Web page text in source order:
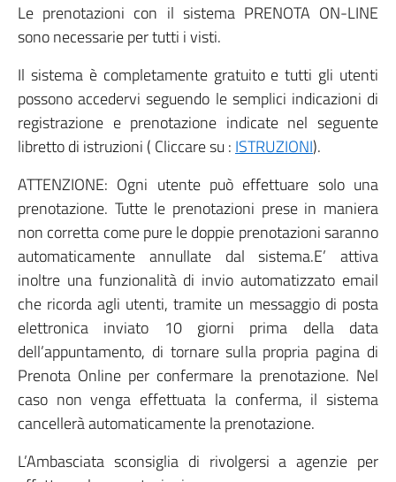
Le prenotazioni con il sistema PRENOTA ON-LINE
sono necessarie per tutti i visti.
Il sistema è completamente gratuito e tutti gli utenti
possono accedervi seguendo le semplici indicazioni di
registrazione e prenotazione indicate nel seguente
libretto di istruzioni ( Cliccare su : ISTRUZIONI).
ATTENZIONE: Ogni utente può effettuare solo una
prenotazione. Tutte le prenotazioni prese in maniera
non corretta come pure le doppie prenotazioni saranno
automaticamente annullate dal sistema.E’ attiva
inoltre una funzionalità di invio automatizzato email
che ricorda agli utenti, tramite un messaggio di posta
elettronica inviato 10 giorni prima della data
dell’appuntamento, di tornare sulla propria pagina di
Prenota Online per confermare la prenotazione. Nel
caso non venga effettuata la conferma, il sistema
cancellerà automaticamente la prenotazione.
L’Ambasciata sconsiglia di rivolgersi a agenzie per